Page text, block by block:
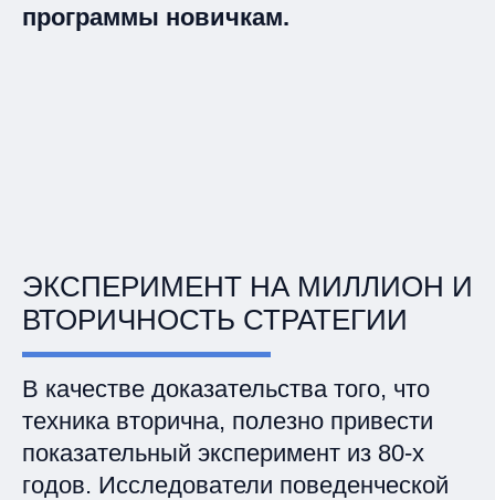
программы новичкам.
ЭКСПЕРИМЕНТ НА МИЛЛИОН И
ВТОРИЧНОСТЬ СТРАТЕГИИ
В качестве доказательства того, что
техника вторична, полезно привести
показательный эксперимент из 80-х
годов. Исследователи поведенческой